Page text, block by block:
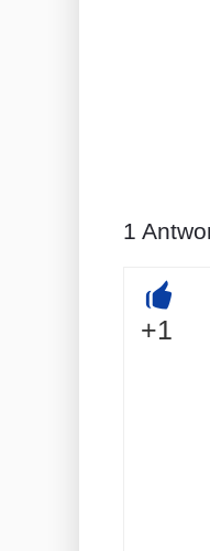
1
+
+1